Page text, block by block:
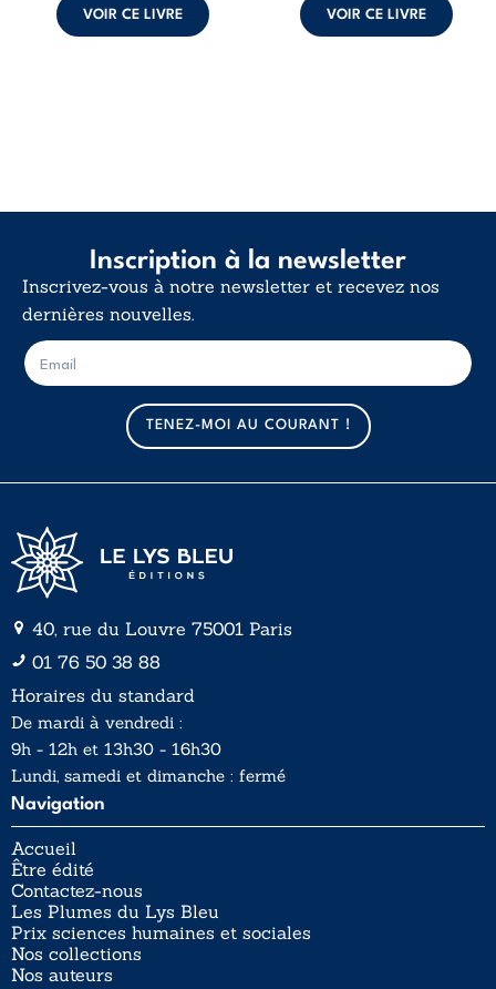
VOIR CE LIVRE VOIR CE LIVRE
Inscription à la newsletter
Inscrivez-vous à notre newsletter et recevez nos
dernières nouvelles.
m
a
i
l
E
-
m
TENEZ-MOI AU COURANT !
40, rue du Louvre 75001 Paris
01 76 50 38 88
Horaires du standard
De mardi à vendredi :
9h - 12h et 13h30 - 16h30
Lundi, samedi et dimanche : fermé
Navigation
Accueil
Être édité
Contactez-nous
Les Plumes du Lys Bleu
Prix sciences humaines et sociales
Nos collections
Nos auteurs